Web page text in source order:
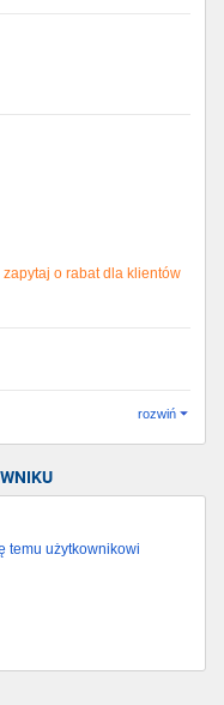
o rabat dla klientów
rozwiń
temu użytkownikowi